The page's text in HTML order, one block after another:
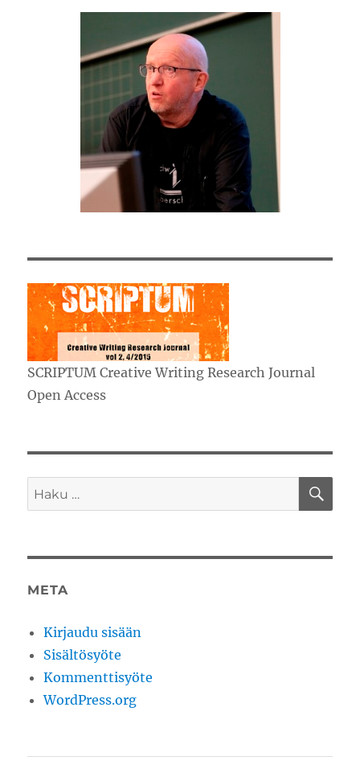
SCRIPTUM Creative Writing Research Journal
Open Access
Etsi:
META
Kirjaudu sisään
Sisältösyöte
Kommenttisyöte
WordPress.org